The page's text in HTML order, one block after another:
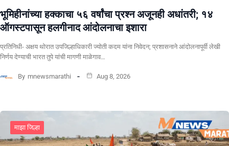
भूमिहीनांच्या हक्काचा ५६ वर्षांचा प्रश्न अजूनही अधांतरी; १४
ऑगस्टपासून हलगीनाद आंदोलनाचा इशारा
प्रतिनिधी- अक्षय थोरात उपजिल्हाधिकारी ज्योती कदम यांना निवेदन; प्रशासनाने आंदोलनापूर्वी लेखी
निर्णय देण्याची भारत तुपे यांची मागणी माळेगाव…
By mnewsmarathi Aug 8, 2026
माझा जिल्हा